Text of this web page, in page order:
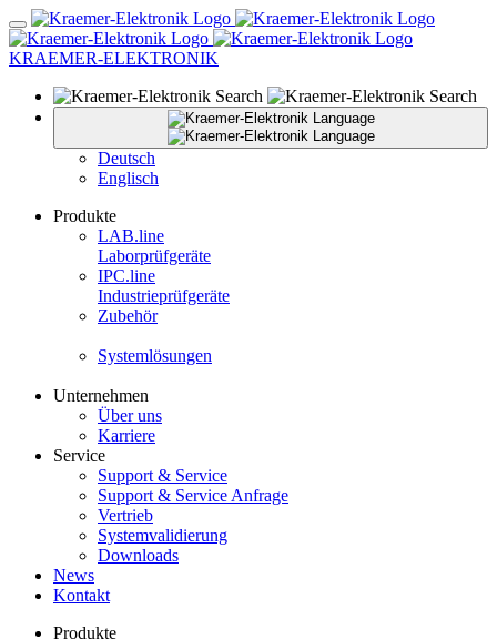
KRAEMER-ELEKTRONIK
Deutsch
Englisch
Produkte
LAB.line
Laborprüfgeräte
IPC.line
Industrieprüfgeräte
Zubehör
Systemlösungen
Unternehmen
Über uns
Karriere
Service
Support & Service
Support & Service Anfrage
Vertrieb
Systemvalidierung
Downloads
News
Kontakt
Produkte